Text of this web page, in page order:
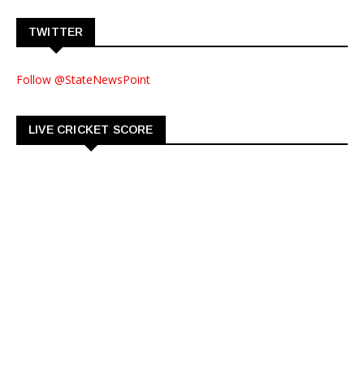
TWITTER
Follow @StateNewsPoint
LIVE CRICKET SCORE